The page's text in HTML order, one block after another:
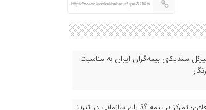
https://www.kioskekhabar.ir/?p=288486
سندیکای بیمه‌گران ایران به مناسبت
تمرکز بر بیمه گذاران سازمانی در تبریز